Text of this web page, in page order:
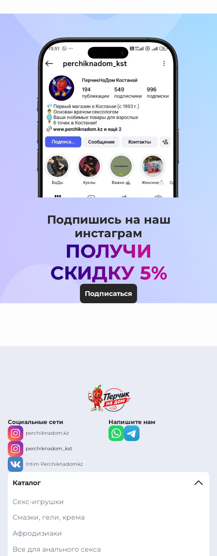
Подпишись на наш
инстаграм
ПОЛУЧИ
СКИДКУ 5%
Подписаться
Социальные сети
perchiknadom.kz
perchiknadom_kst
Intim Perchiknadomkz
Напишите нам
Каталог
Секс-игрушки
Смазки, гели, крема
Афродизиаки
Все для анального секса